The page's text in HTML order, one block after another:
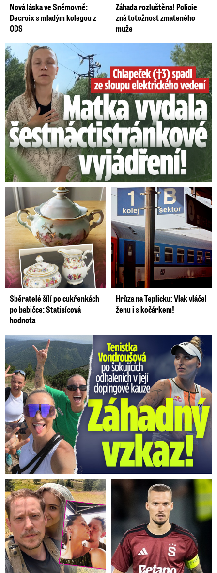
Nová láska ve Sněmovně:
Decroix s mladým kolegou z
ODS
Záhada rozluštěna! Policie
zná totožnost zmateného
muže
Smrtelný pád chlapce: Matka vydala vyjádření na 16 stran
Sběratelé šílí po cukřenkách
po babičce: Statisícová
hodnota
Hrůza na Teplicku: Vlak vláčel
ženu i s kočárkem!
Vondroušová po šokujících odhaleních v kauze: Záhadný vzkaz!